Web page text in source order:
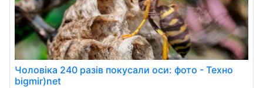
Чоловіка 240 разів покусали оси: фото - Техно
bigmir)net